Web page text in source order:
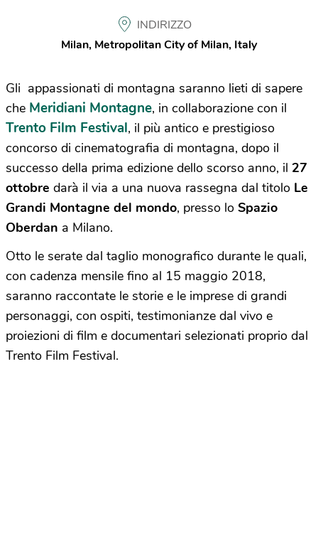
INDIRIZZO
Milan, Metropolitan City of Milan, Italy
Gli appassionati di montagna saranno lieti di sapere
che Meridiani Montagne, in collaborazione con il
Trento Film Festival, il più antico e prestigioso
concorso di cinematografia di montagna, dopo il
successo della prima edizione dello scorso anno, il 27
ottobre darà il via a una nuova rassegna dal titolo Le
Grandi Montagne del mondo, presso lo Spazio
Oberdan a Milano.
Otto le serate dal taglio monografico durante le quali,
con cadenza mensile fino al 15 maggio 2018,
saranno raccontate le storie e le imprese di grandi
personaggi, con ospiti, testimonianze dal vivo e
proiezioni di film e documentari selezionati proprio dal
Trento Film Festival.